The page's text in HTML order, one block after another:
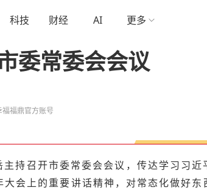
科技 财经 AI 更多
委常委会会议
福福鼎官方账号
持召开市委常委会会议，传达学习习近
会上的重要讲话精神，对常态化做好东